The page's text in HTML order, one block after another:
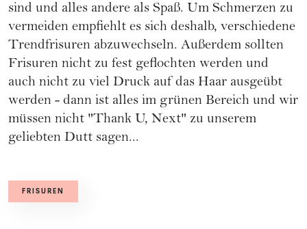
sind und alles andere als Spaß. Um Schmerzen zu
vermeiden empfiehlt es sich deshalb, verschiedene
Trendfrisuren abzuwechseln. Außerdem sollten
Frisuren nicht zu fest geflochten werden und
auch nicht zu viel Druck auf das Haar ausgeübt
werden - dann ist alles im grünen Bereich und wir
müssen nicht "Thank U, Next" zu unserem
geliebten Dutt sagen...
FRISUREN